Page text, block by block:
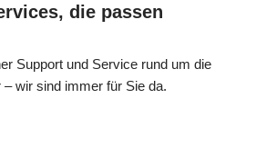
die passen
Support und Service rund um die
– wir sind immer für Sie da.